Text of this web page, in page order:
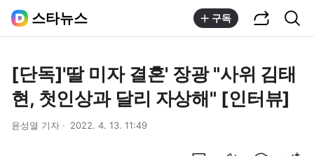
스타뉴스 구독
[단독]'딸 미자 결혼' 장광 "사위 김태
현, 첫인상과 달리 자상해" [인터뷰]
윤성열 기자 2022. 4. 13. 11:49